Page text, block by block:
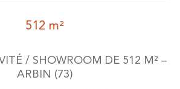
512 m²
/ SHOWROOM DE 512 M² –
ARBIN (73)